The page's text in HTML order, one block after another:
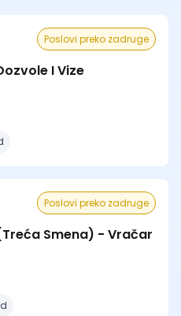
Poslovi preko zadruge
I Vize
Poslovi preko zadruge
Smena) - Vračar